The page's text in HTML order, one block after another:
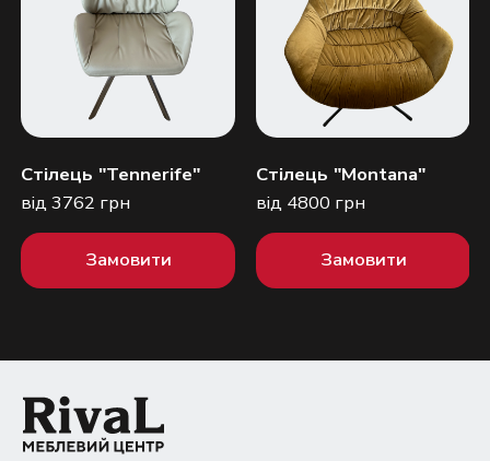
Стілець "Tennerife"
від 3762 грн
Замовити
Стілець "Montana"
від 4800 грн
Замовити